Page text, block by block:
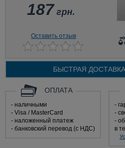
187 грн.
Оставить отзыв
БЫСТРАЯ
ОПЛАТА
- наличными
- Visa / MasterCard
- наложенный платеж
- банковский перевод (с НДС)
-
-
-
в